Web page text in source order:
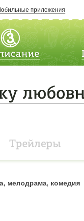
приложения
Трейлеры
мелодрама, комедия